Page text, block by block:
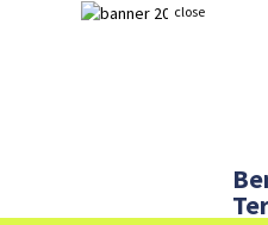
close